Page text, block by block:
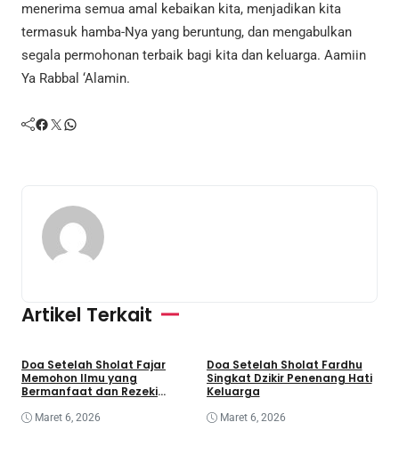
menerima semua amal kebaikan kita, menjadikan kita
termasuk hamba-Nya yang beruntung, dan mengabulkan
segala permohonan terbaik bagi kita dan keluarga. Aamiin
Ya Rabbal ‘Alamin.
Facebook Twitter WhatsApp
Artikel Terkait
Doa Setelah Sholat Fajar
Memohon Ilmu yang
Bermanfaat dan Rezeki
Maret 6, 2026
Doa Setelah Sholat Fardhu
Singkat Dzikir Penenang Hati
Keluarga
Maret 6, 2026